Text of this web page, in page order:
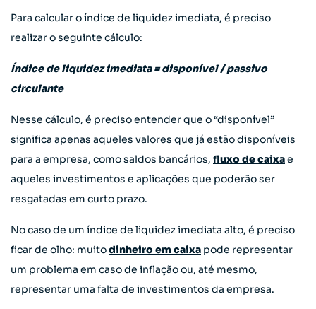
Para calcular o índice de liquidez imediata, é preciso
realizar o seguinte cálculo:
Índice de liquidez imediata = disponível / passivo
circulante
Nesse cálculo, é preciso entender que o “disponível”
significa apenas aqueles valores que já estão disponíveis
para a empresa, como saldos bancários, fluxo de caixae
aqueles investimentos e aplicações que poderão ser
resgatadas em curto prazo.
No caso de um índice de liquidez imediata alto, é preciso
ficar de olho: muitodinheiro em caixa pode representar
um problema em caso de inflação ou, até mesmo,
representar uma falta de investimentos da empresa.